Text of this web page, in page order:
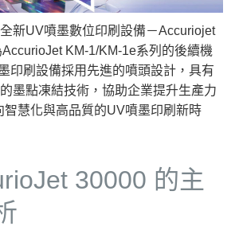
新UV噴墨數位印刷設備－Accuriojet
KM-1/KM-1e系列的後續機
印刷設備採用先進的噴頭設計，具有
墨點凍結技術，協助企業提升生產力
智慧化與高品質的UV噴墨印刷新時
30000 的主